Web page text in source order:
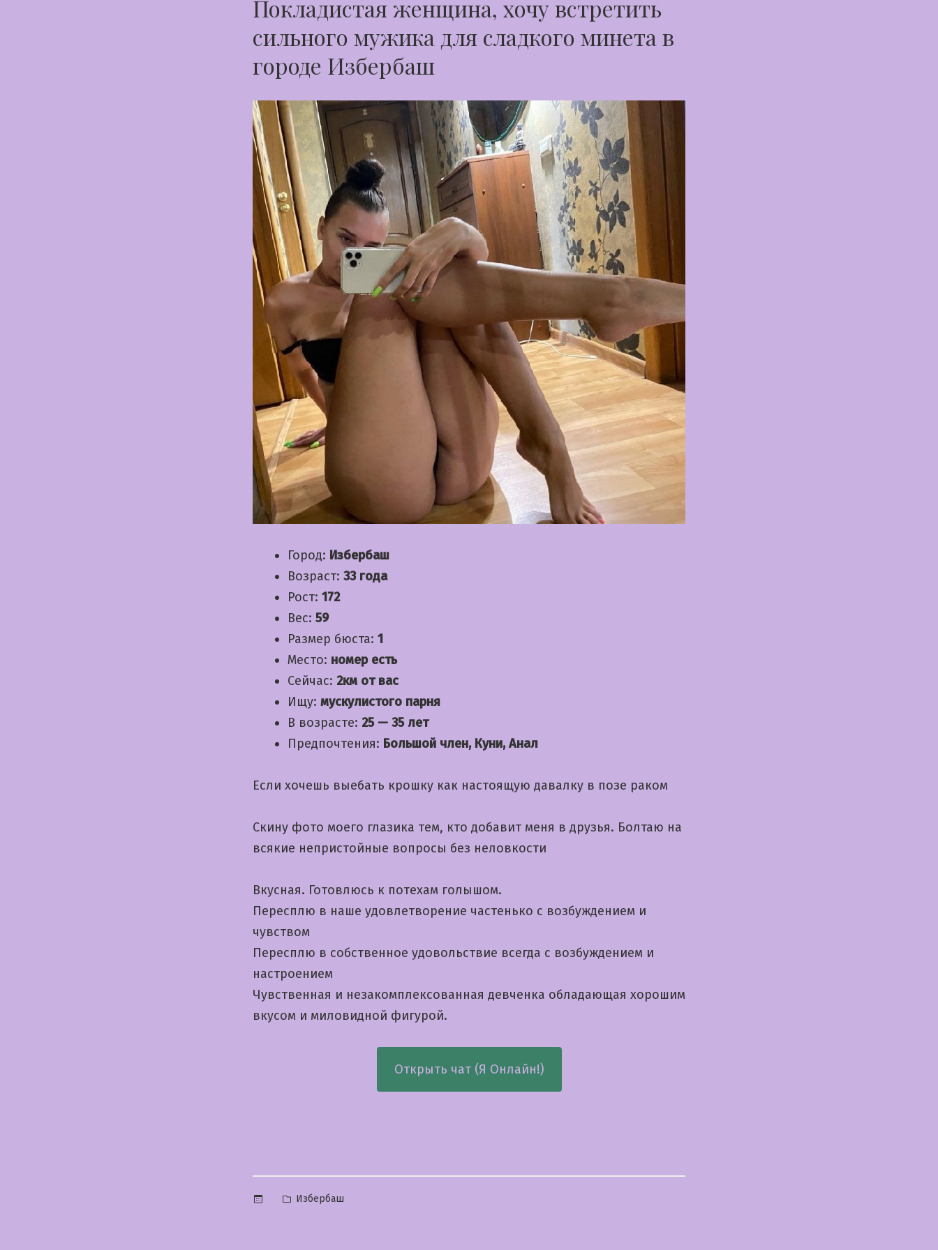
Покладистая женщина, хочу встретить
сильного мужика для сладкого минета в
городе Избербаш
Город: Избербаш
Возраст: 33 года
Рост: 172
Вес: 59
Размер бюста: 1
Место: номер есть
Сейчас: 2км от вас
Ищу: мускулистого парня
В возрасте: 25 — 35 лет
Предпочтения: Большой член, Куни, Анал
Если хочешь выебать крошку как настоящую давалку в позе раком
Скину фото моего глазика тем, кто добавит меня в друзья. Болтаю на
всякие непристойные вопросы без неловкости
Вкусная. Готовлюсь к потехам голышом.
Пересплю в наше удовлетворение частенько с возбуждением и
чувством
Пересплю в собственное удовольствие всегда с возбуждением и
настроением
Чувственная и незакомплексованная девченка обладающая хорошим
вкусом и миловидной фигурой.
Открыть чат (Я Онлайн!)
Опубликовано
Избербаш